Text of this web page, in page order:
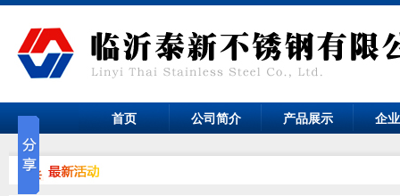
首页 公司简介 产品展示 企